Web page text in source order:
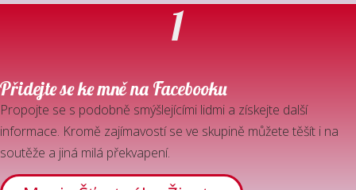
1
se ke mně na Facebooku
Propojte se s podobně smýšlejícími lidmi a získejte další
informace. Kromě zajímavostí se ve skupině můžete těšít i na
soutěže a jiná milá překvapení.